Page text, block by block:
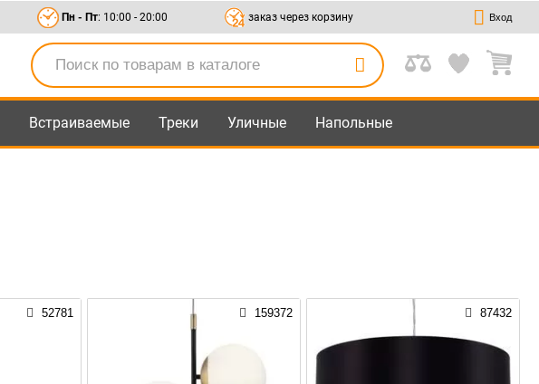
Пн - Пт: 10:00 - 20:00 заказ через корзину Вход
Встраиваемые Треки Уличные Напольные
52781 159372 87432